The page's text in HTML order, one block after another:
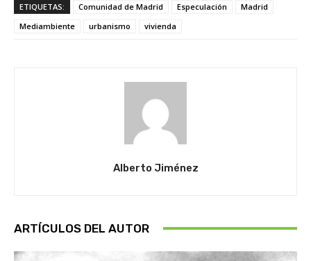
ETIQUETAS: Comunidad de Madrid Especulación
Madrid
Mediambiente
urbanismo vivienda
Alberto Jiménez
ARTÍCULOS DEL AUTOR